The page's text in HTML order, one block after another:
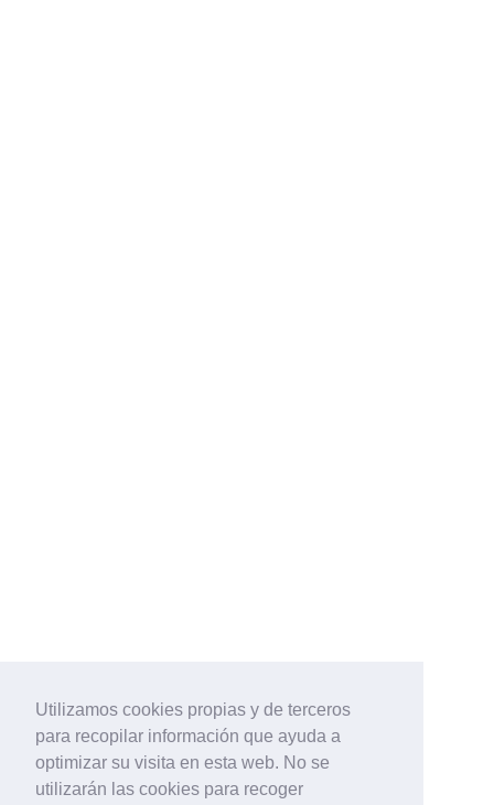
Utilizamos cookies propias y de terceros
para recopilar información que ayuda a
optimizar su visita en esta web. No se
utilizarán las cookies para recoger